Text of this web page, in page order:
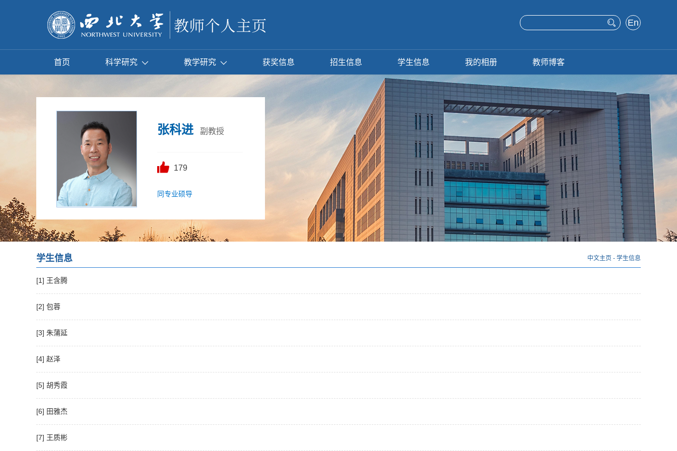
En
h
首页 科学研究 教学研究 获奖信息 招生信息 学生信息 我的相册 教师博客
张科进 副教授
179
同专业硕导
学生信息 中文主页 - 学生信息
[1] 王含腾
[2] 包蓉
[3] 朱蒲延
[4] 赵泽
[5] 胡秀霞
[6] 田雅杰
[7] 王质彬